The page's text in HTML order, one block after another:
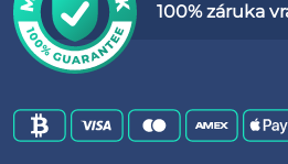
100% záruka